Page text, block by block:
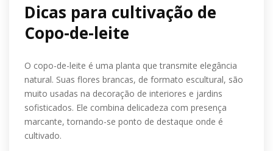
Dicas para cultivação de
Copo-de-leite
O copo-de-leite é uma planta que transmite elegância
natural. Suas flores brancas, de formato escultural, são
muito usadas na decoração de interiores e jardins
sofisticados. Ele combina delicadeza com presença
marcante, tornando-se ponto de destaque onde é
cultivado.